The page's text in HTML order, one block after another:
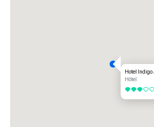
ainsi qu'aux célèbres concerts, restaurants et
Hôtel Indigo Austin Downtown — University
Hotel Indigo
Hôtel
3 sur 5